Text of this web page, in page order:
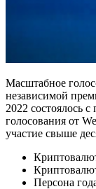
Масштабное
независимой
2022 состоялось
голосования от
участие свыше
Персона